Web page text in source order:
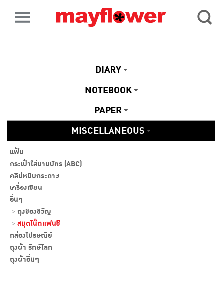
DIARY
NOTEBOOK
PAPER
MISCELLANEOUS
แฟ้ม
กระเป๋าใส่นามบัตร (ABC)
คลิปหนีบกระดาษ
เครื่องเขียน
อื่นๆ
ถุงของขวัญ
สมุดโน๊ตแฟนซี
กล่องไปรษณีย์
ถุงผ้า รักษ์โลก
ถุงผ้าอื่นๆ